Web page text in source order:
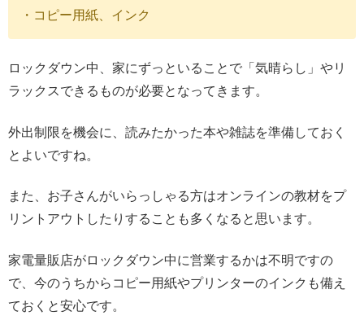
・コピー用紙、インク
ロックダウン中、家にずっといることで「気晴らし」やリ
ラックスできるものが必要となってきます。
外出制限を機会に、読みたかった本や雑誌を準備しておく
とよいですね。
また、お子さんがいらっしゃる方はオンラインの教材をプ
リントアウトしたりすることも多くなると思います。
家電量販店がロックダウン中に営業するかは不明ですの
で、今のうちからコピー用紙やプリンターのインクも備え
ておくと安心です。